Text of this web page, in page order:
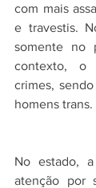
com mais
e travestis.
somente no
contexto, o
crimes,
homens trans.
No estado,
atenção por